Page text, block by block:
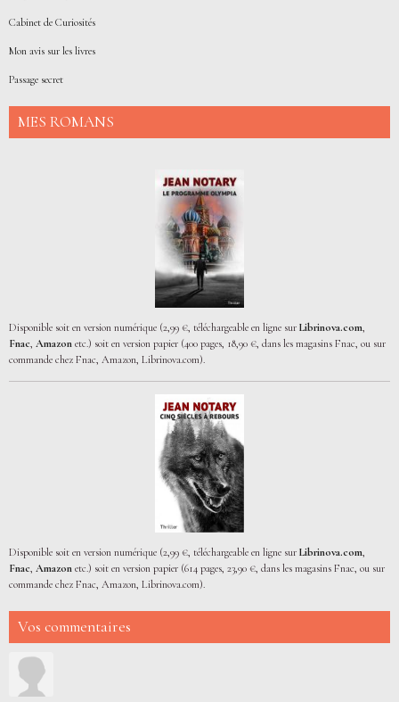
Cabinet de Curiosités
Mon avis sur les livres
Passage secret
MES ROMANS
Disponible soit en version numérique (2,99 €, téléchargeable en ligne sur Librinova.com,
Fnac, Amazon etc.) soit en version papier (400 pages, 18,90 €, dans les magasins Fnac, ou sur
commande chez Fnac, Amazon, Librinova.com).
Disponible soit en version numérique (2,99 €, téléchargeable en ligne sur Librinova.com,
Fnac, Amazon etc.) soit en version papier (614 pages, 23,90 €, dans les magasins Fnac, ou sur
commande chez Fnac, Amazon, Librinova.com).
Vos commentaires